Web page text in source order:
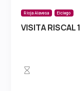
Rioja Alavesa Elciego
VISITA